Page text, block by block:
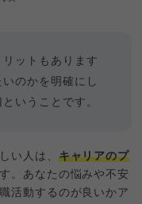
ットもあります
のかを明確にし
いうことです。
い人は、 キャリアのプ
。あなたの悩みや不安
活動するのが良いかア